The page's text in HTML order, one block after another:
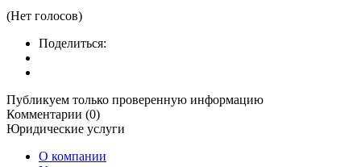
(Нет голосов)
Поделиться:
Публикуем только проверенную информацию
Комментарии (0)
Юридические услуги
О компании